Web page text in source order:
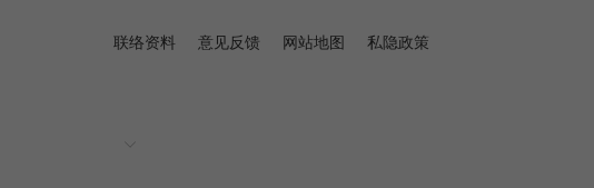
联络资料 意见反馈 网站地图 私隐政策